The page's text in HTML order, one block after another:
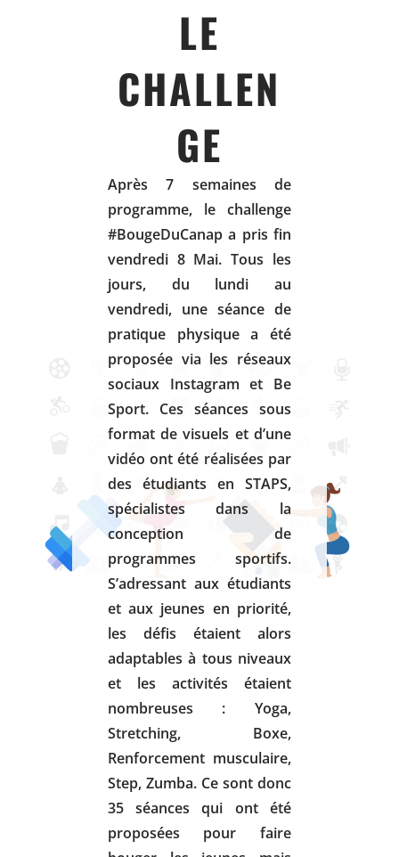
LE
CHALLEN
GE
Après 7 semaines de
programme, le challenge
#BougeDuCanap a pris fin
vendredi 8 Mai. Tous les
jours, du lundi au
vendredi, une séance de
pratique physique a été
proposée via les réseaux
sociaux Instagram et Be
Sport. Ces séances sous
format de visuels et d’une
vidéo ont été réalisées par
des étudiants en STAPS,
spécialistes dans la
conception de
programmes sportifs.
S’adressant aux étudiants
et aux jeunes en priorité,
les défis étaient alors
adaptables à tous niveaux
et les activités étaient
nombreuses : Yoga,
Stretching, Boxe,
Renforcement musculaire,
Step, Zumba. Ce sont donc
35 séances qui ont été
proposées pour faire